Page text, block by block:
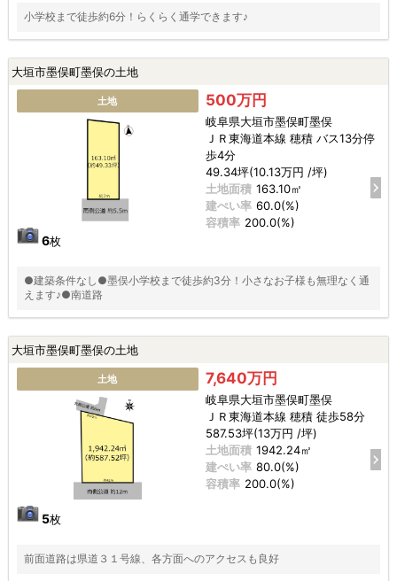
小学校まで徒歩約6分！らくらく通学できます♪
大垣市墨俣町墨俣の土地
土地
6枚
500万円
岐阜県大垣市墨俣町墨俣
ＪＲ東海道本線 穂積 バス13分停
歩4分
49.34坪(10.13万円 /坪)
土地面積 163.10㎡
建ぺい率 60.0(%)
容積率 200.0(%)
●建築条件なし●墨俣小学校まで徒歩約3分！小さなお子様も無理なく通
えます♪●南道路
大垣市墨俣町墨俣の土地
土地
5枚
7,640万円
岐阜県大垣市墨俣町墨俣
ＪＲ東海道本線 穂積 徒歩58分
587.53坪(13万円 /坪)
土地面積 1942.24㎡
建ぺい率 80.0(%)
容積率 200.0(%)
前面道路は県道３１号線、各方面へのアクセスも良好